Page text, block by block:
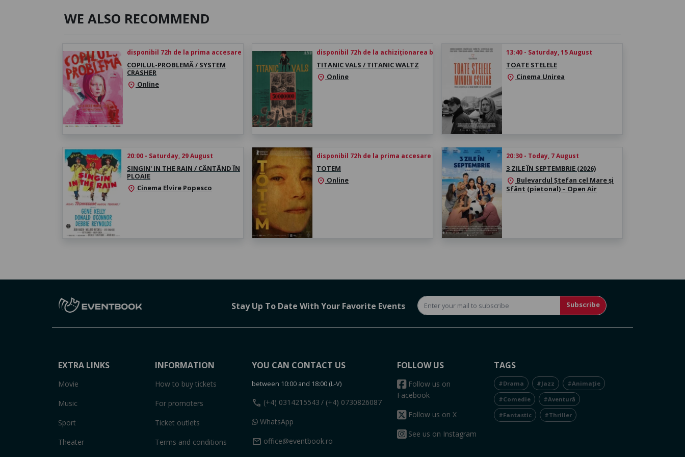
WE ALSO RECOMMEND
disponibil 72h de la prima accesare
COPILUL-PROBLEMĂ / SYSTEM
CRASHER
location_on Online
disponibil 72h de la achiziționarea biletului
TITANIC VALS / TITANIC WALTZ
location_on Online
13:40 - Saturday, 15 August
TOATE STELELE
location_on Cinema Unirea
20:00 - Saturday, 29 August
SINGIN' IN THE RAIN / CÂNTÂND ÎN
PLOAIE
location_on Cinema Elvire Popesco
disponibil 72h de la prima accesare
TOTEM
location_on Online
20:30 - Today, 7 August
3 ZILE ÎN SEPTEMBRIE (2026)
location_on Bulevardul Ștefan cel Mare și
Sfânt (pietonal) – Open Air
Stay Up To Date With Your Favorite Events Subscribe
EXTRA LINKS
Movie
Music
Sport
Theater
INFORMATION
How to buy tickets
For promoters
Ticket outlets
Terms and conditions
YOU CAN CONTACT US
between 10:00 and 18:00 (L-V)
call (+4) 0314215543 / (+4) 0730826087
WhatsApp
mail office@eventbook.ro
FOLLOW US
Follow us on
Facebook
Follow us on X
See us on Instagram
TAGS
#Drama #Jazz #Animație
#Comedie #Aventură
#Fantastic #Thriller